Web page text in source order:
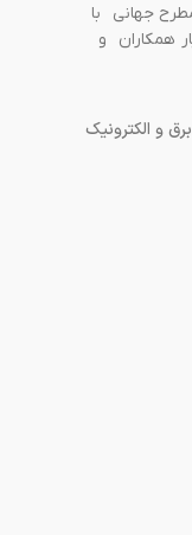
جهانی با
همکاران و
و الکترونیک